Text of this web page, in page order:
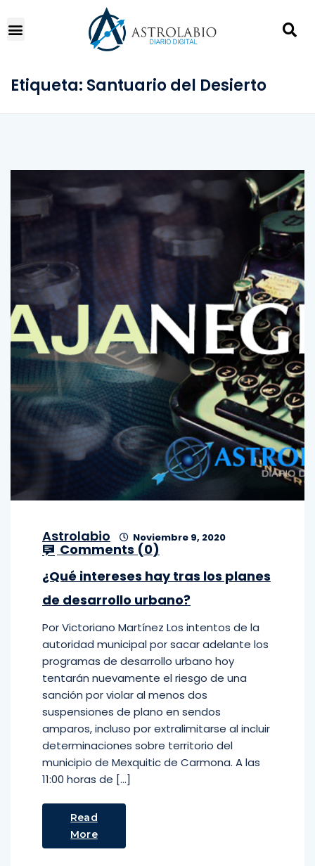
Etiqueta: Santuario del Desierto
Astrolabio Noviembre 9, 2020
Comments (0)
¿Qué intereses hay tras los planes
de desarrollo urbano?
Por Victoriano Martínez Los intentos de la
autoridad municipal por sacar adelante los
programas de desarrollo urbano hoy
tentarán nuevamente el riesgo de una
sanción por violar al menos dos
suspensiones de plano en sendos
amparos, incluso por extralimitarse al incluir
determinaciones sobre territorio del
municipio de Mexquitic de Carmona. A las
11:00 horas de […]
Read
More